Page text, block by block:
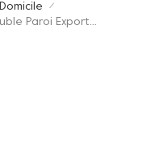
Domicile /
Tasses À Café En Papier Double Paroi Exportateur